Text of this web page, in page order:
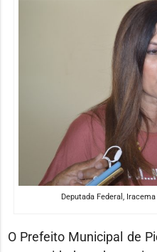
Deputada Federal,
O Prefeito Municipal de